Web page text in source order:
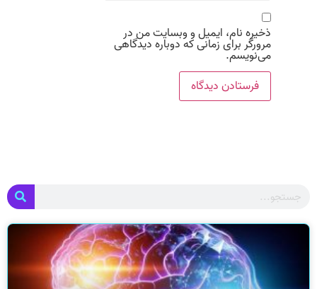
ذخیره نام، ایمیل و وبسایت من در
مرورگر برای زمانی که دوباره دیدگاهی
می‌نویسم.